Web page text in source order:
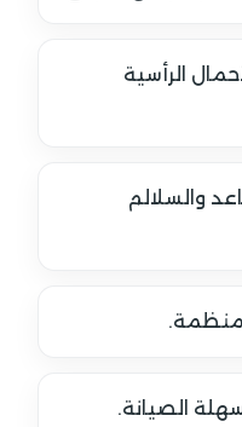
الرأسية
والسلالم
الصيانة.